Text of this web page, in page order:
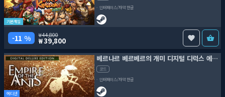
기본게임
인터페이스/자막 한글
11 % 44,800
39,800
에디션
베르나르 베르베르의 개미 디지털 디럭스 에디션
코드
인터페이스/자막 한글